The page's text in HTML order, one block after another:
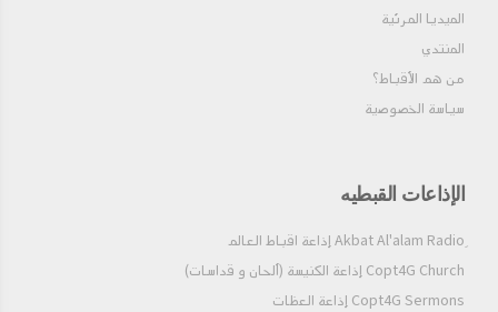
الميديا المرئية
المنتدي
من هم الأقباط؟‎
سياسة الخصوصية
الإذاعات القبطيه
Copt4G Church إذاعة الكنيسة (ألحان و قداسات)
Copt4G Sermons إذاعة العظات